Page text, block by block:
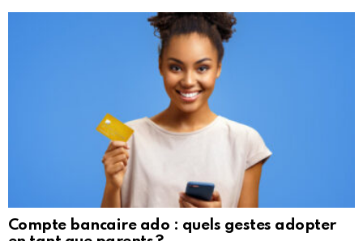
Compte bancaire ado : quels gestes adopter